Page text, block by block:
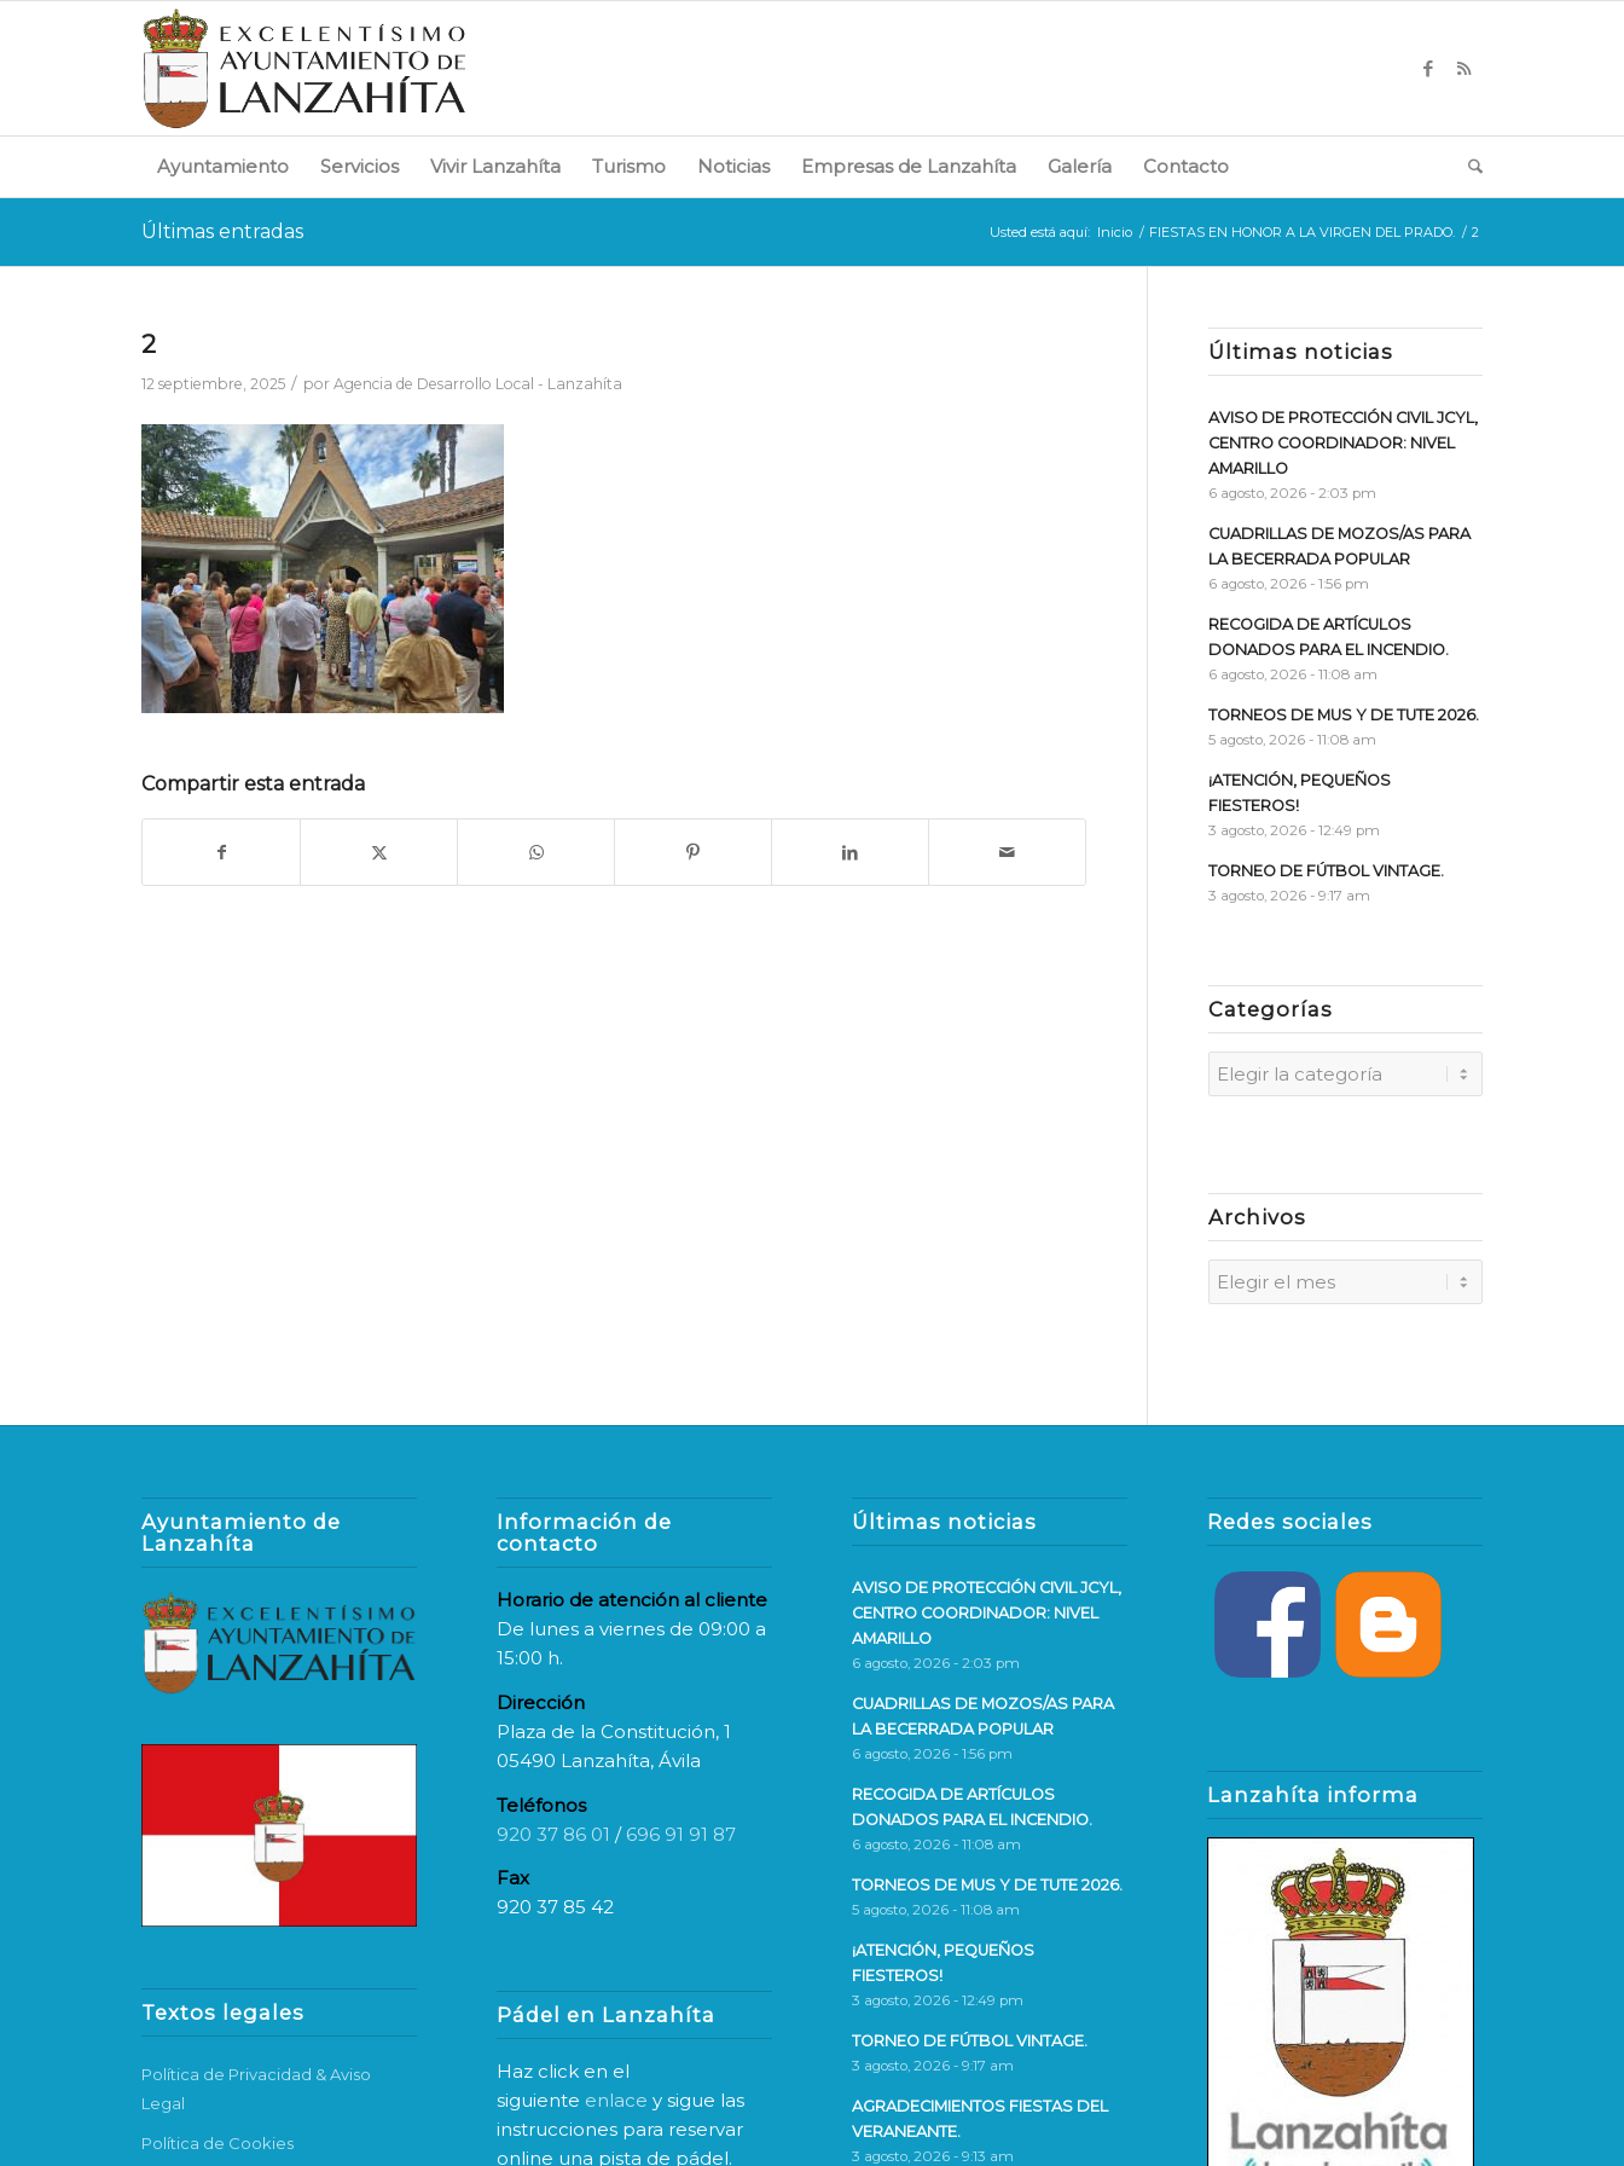
Ayuntamiento Servicios Vivir Lanzahíta Turismo Noticias Empresas de Lanzahíta Galería Contacto
Últimas entradas Usted está aquí: Inicio / FIESTAS EN HONOR A LA VIRGEN DEL PRADO. / 2
2
12 septiembre, 2025 / porAgencia de Desarrollo Local - Lanzahíta
Compartir esta entrada
Últimas noticias
AVISO DE PROTECCIÓN CIVIL JCYL,
CENTRO COORDINADOR: NIVEL
AMARILLO
6 agosto, 2026 - 2:03 pm
CUADRILLAS DE MOZOS/AS PARA
LA BECERRADA POPULAR
6 agosto, 2026 - 1:56 pm
RECOGIDA DE ARTÍCULOS
DONADOS PARA EL INCENDIO.
6 agosto, 2026 - 11:08 am
TORNEOS DE MUS Y DE TUTE 2026.
5 agosto, 2026 - 11:08 am
¡ATENCIÓN, PEQUEÑOS
FIESTEROS!
3 agosto, 2026 - 12:49 pm
TORNEO DE FÚTBOL VINTAGE.
3 agosto, 2026 - 9:17 am
Categorías
Categorías
Archivos
Ayuntamiento de
Lanzahíta
Textos legales
Política de Privacidad & Aviso
Legal
Política de Cookies
Información de
contacto
Horario de atención al cliente
De lunes a viernes de 09:00 a
15:00 h.
Dirección
Plaza de la Constitución, 1
05490 Lanzahíta, Ávila
Teléfonos
920 37 86 01 / 696 91 91 87
Fax
920 37 85 42
Pádel en Lanzahíta
Haz click en el
siguiente enlace y sigue las
instrucciones para reservar
online una pista de pádel.
Últimas noticias
AVISO DE PROTECCIÓN CIVIL JCYL,
CENTRO COORDINADOR: NIVEL
AMARILLO
6 agosto, 2026 - 2:03 pm
CUADRILLAS DE MOZOS/AS PARA
LA BECERRADA POPULAR
6 agosto, 2026 - 1:56 pm
RECOGIDA DE ARTÍCULOS
DONADOS PARA EL INCENDIO.
6 agosto, 2026 - 11:08 am
TORNEOS DE MUS Y DE TUTE 2026.
5 agosto, 2026 - 11:08 am
¡ATENCIÓN, PEQUEÑOS
FIESTEROS!
3 agosto, 2026 - 12:49 pm
TORNEO DE FÚTBOL VINTAGE.
3 agosto, 2026 - 9:17 am
AGRADECIMIENTOS FIESTAS DEL
VERANEANTE.
3 agosto, 2026 - 9:13 am
Redes sociales
Lanzahíta informa